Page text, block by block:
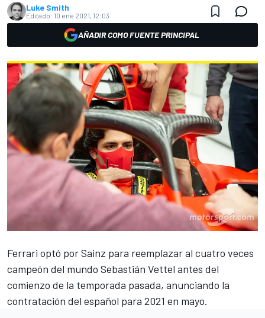
Luke Smith
Editado: 10 ene 2021, 12:03
AÑADIR COMO FUENTE PRINCIPAL
Ferrari optó porSainz para reemplazar al cuatro veces
campeón del mundo Sebastián Vettel antes del
comienzo de la temporada pasada, anunciando la
contratación del español para 2021 en mayo.